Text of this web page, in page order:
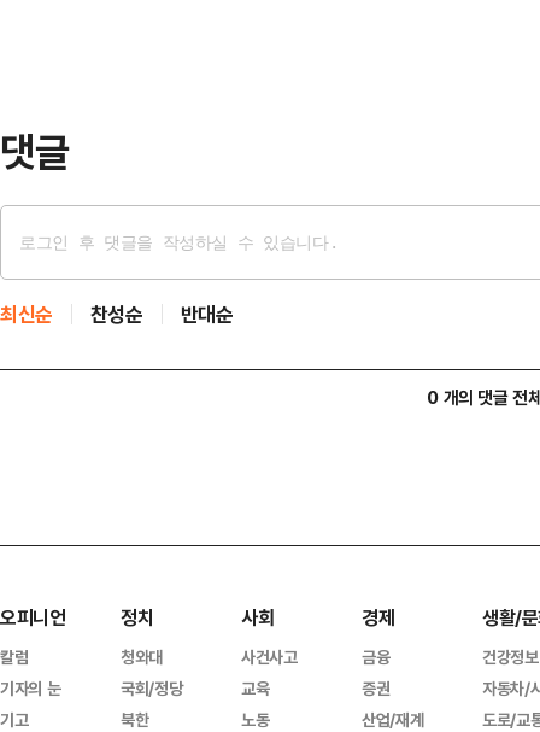
댓글
최신순 찬성순 반대순
0 개의 댓글 전
오피니언
칼럼
기자의 눈
기고
정치
청와대
국회/정당
북한
사회
사건사고
교육
노동
경제
금융
증권
산업/재계
생활/
건강정보
자동차/
도로/교